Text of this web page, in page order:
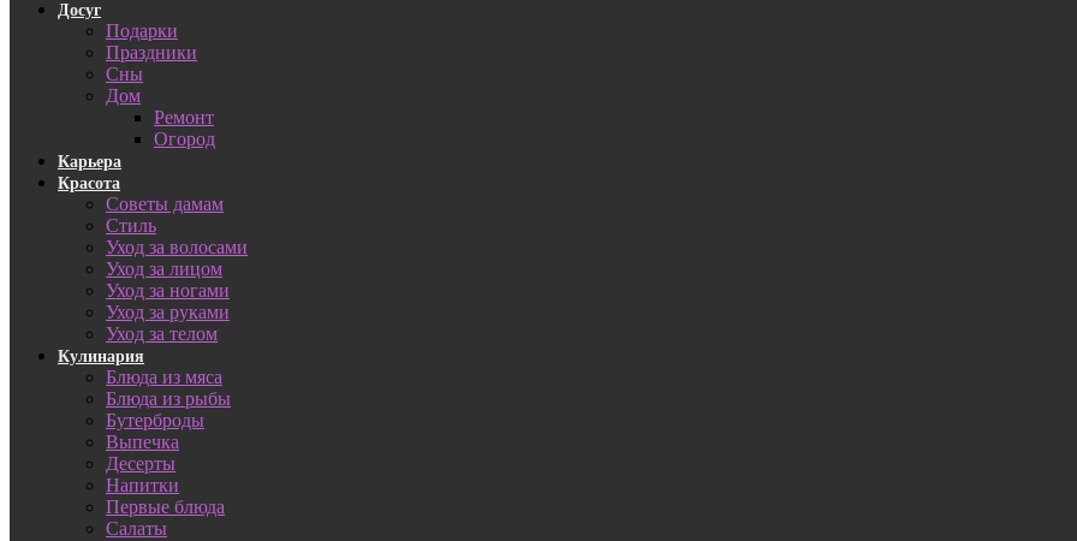
Досуг
Подарки
Праздники
Сны
Дом
Ремонт
Огород
Карьера
Красота
Советы дамам
Стиль
Уход за волосами
Уход за лицом
Уход за ногами
Уход за руками
Уход за телом
Кулинария
Блюда из мяса
Блюда из рыбы
Бутерброды
Выпечка
Десерты
Напитки
Первые блюда
Салаты